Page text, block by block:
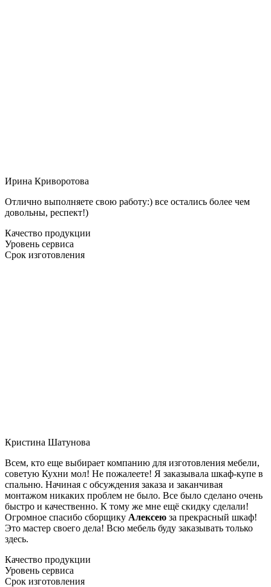
Ирина Криворотова
Отлично выполняете свою работу:) все остались более чем
довольны, респект!)
Качество продукции
Уровень сервиса
Срок изготовления
Кристина Шатунова
Всем, кто еще выбирает компанию для изготовления мебели,
советую Кухни мол! Не пожалеете! Я заказывала шкаф-купе в
спальню. Начиная с обсуждения заказа и заканчивая
монтажом никаких проблем не было. Все было сделано очень
быстро и качественно. К тому же мне ещё скидку сделали!
Огромное спасибо сборщику Алексею за прекрасный шкаф!
Это мастер своего дела! Всю мебель буду заказывать только
здесь.
Качество продукции
Уровень сервиса
Срок изготовления